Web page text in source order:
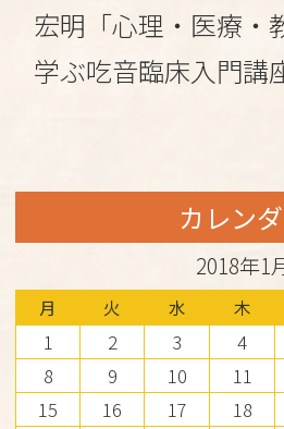
宏明「心理・医療・
学ぶ吃音臨床入門講
カレン
2018年1
月 火 水 木
1 2 3 4
8
9 10 11
15
16 17 18